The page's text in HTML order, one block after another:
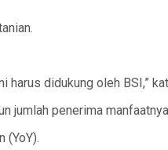
harus didukung oleh BSI,”
jumlah penerima
(YoY).